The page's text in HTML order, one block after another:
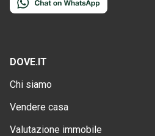
DOVE.IT
Chi siamo
Vendere casa
Valutazione immobile